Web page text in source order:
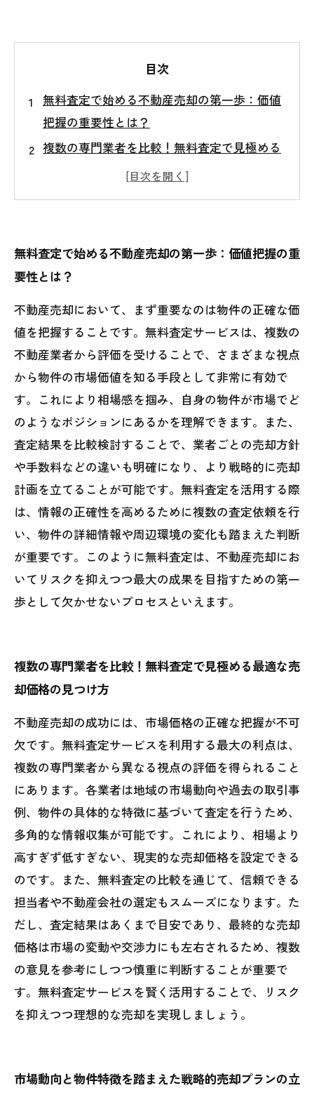
目次
無料査定で始める不動産売却の第一歩：価値
把握の重要性とは？
複数の専門業者を比較！無料査定で見極める
最適な売却価格の見つけ方
のいく売却を実現する秘訣
用術で成功の道を拓く
無料査定を活用した不動産売却の効果的なポ
イントまとめ
戦略的アプローチで最大の成果を目指す不動
産売却ガイド
無料査定で始める不動産売却の第一歩：価値把握の重
要性とは？
不動産売却において、まず重要なのは物件の正確な価
値を把握することです。無料査定サービスは、複数の
不動産業者から評価を受けることで、さまざまな視点
から物件の市場価値を知る手段として非常に有効で
す。これにより相場感を掴み、自身の物件が市場でど
のようなポジションにあるかを理解できます。また、
査定結果を比較検討することで、業者ごとの売却方針
や手数料などの違いも明確になり、より戦略的に売却
計画を立てることが可能です。無料査定を活用する際
は、情報の正確性を高めるために複数の査定依頼を行
い、物件の詳細情報や周辺環境の変化も踏まえた判断
が重要です。このように無料査定は、不動産売却にお
いてリスクを抑えつつ最大の成果を目指すための第一
歩として欠かせないプロセスといえます。
複数の専門業者を比較！無料査定で見極める最適な売
却価格の見つけ方
不動産売却の成功には、市場価格の正確な把握が不可
欠です。無料査定サービスを利用する最大の利点は、
複数の専門業者から異なる視点の評価を得られること
にあります。各業者は地域の市場動向や過去の取引事
例、物件の具体的な特徴に基づいて査定を行うため、
多角的な情報収集が可能です。これにより、相場より
高すぎず低すぎない、現実的な売却価格を設定できる
のです。また、無料査定の比較を通じて、信頼できる
担当者や不動産会社の選定もスムーズになります。た
だし、査定結果はあくまで目安であり、最終的な売却
価格は市場の変動や交渉力にも左右されるため、複数
の意見を参考にしつつ慎重に判断することが重要で
す。無料査定サービスを賢く活用することで、リスク
を抑えつつ理想的な売却を実現しましょう。
市場動向と物件特徴を踏まえた戦略的売却プランの立